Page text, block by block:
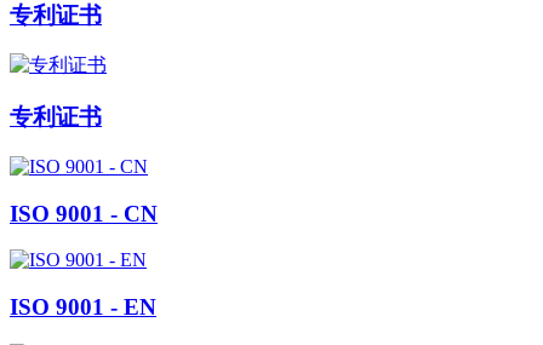
专利证书
专利证书
ISO 9001 - CN
ISO 9001 - EN